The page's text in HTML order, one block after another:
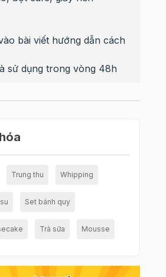
bài viết hướng dẫn cách
sử dụng trong vòng 48h
Trung thu Whipping
Set bánh quy
Trà sữa Mousse